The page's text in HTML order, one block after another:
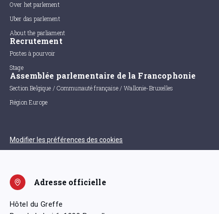
Over het parlement
Uber das parlement
About the parliament
Recrutement
Postes à pourvoir
Stage
Assemblée parlementaire de la Francophonie
Section Belgique / Communauté française / Wallonie-Bruxelles
Région Europe
Modifier les préférences des cookies
Adresse officielle
Hôtel du Greffe